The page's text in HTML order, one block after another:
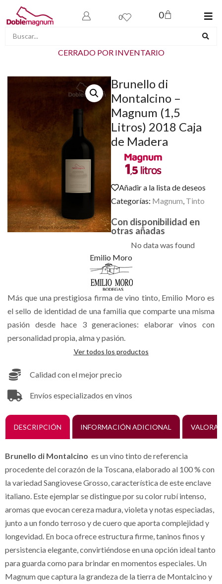
0 0
CERRADO POR INVENTARIO
Brunello di
Montalcino –
Magnum (1,5
Litros) 2018 Caja
de Madera
Añadir a la lista de deseos
Categorías: Magnum, Tinto
Con disponibilidad en
otras añadas
No data was found
Emilio Moro
Más que una prestigiosa firma de vino tinto, Emilio Moro es
el sello de identidad de una familia que comparte una misma
pasión desde hace 3 generaciones: elaborar vinos con
personalidad propia, alma y pasión.
Ver todos los productos
Calidad con el mejor precio
Envíos especializados en vinos
DESCRIPCIÓN INFORMACIÓN ADICIONAL
Brunello di Montalcino es un vino tinto de referencia
procedente del corazón de la Toscana, elaborado al 100 % con
la variedad Sangiovese Grosso, característica de este enclave
italiano. Este ejemplar se distingue por su color rubí intenso,
aromas que evocan cereza madura, violeta y notas especiadas,
junto a un fondo terroso y de cuero que aporta complejidad y
longevidad. En boca ofrece estructura firme, taninos finos y
persistencia elegante, convirtiéndose en una opción ideal tanto
para guarda como para brindar en momentos especiales. Un
Magnum que captura la grandeza de la tierra de Montalcino y